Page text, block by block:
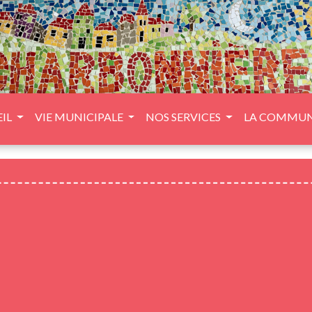
VIE MUNICIPALE NOS SERVICES LA